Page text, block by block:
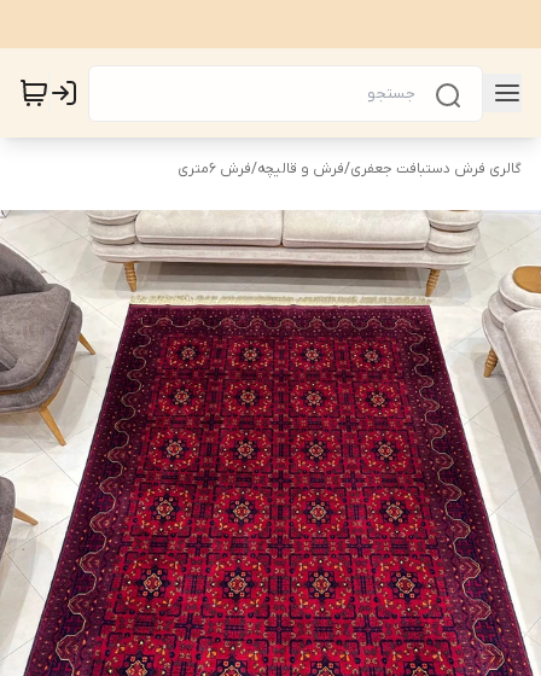
گالری فرش دستبافت جعفری/فرش و قالیچه/فرش 6متری